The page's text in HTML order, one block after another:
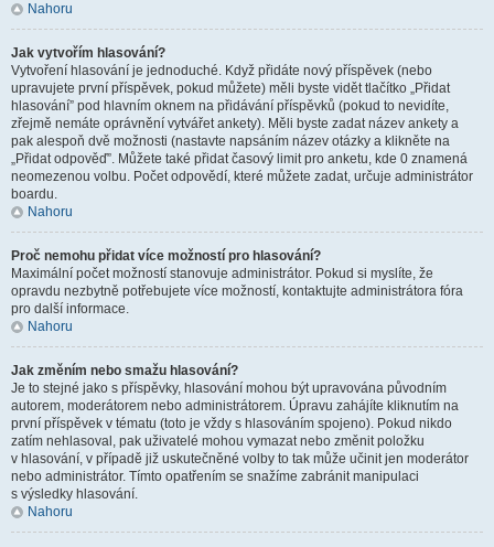
Nahoru
Jak vytvořím hlasování?
Vytvoření hlasování je jednoduché. Když přidáte nový příspěvek (nebo
upravujete první příspěvek, pokud můžete) měli byste vidět tlačítko „Přidat
hlasování” pod hlavním oknem na přidávání příspěvků (pokud to nevidíte,
zřejmě nemáte oprávnění vytvářet ankety). Měli byste zadat název ankety a
pak alespoň dvě možnosti (nastavte napsáním název otázky a klikněte na
„Přidat odpověď”. Můžete také přidat časový limit pro anketu, kde 0 znamená
neomezenou volbu. Počet odpovědí, které můžete zadat, určuje administrátor
boardu.
Nahoru
Proč nemohu přidat více možností pro hlasování?
Maximální počet možností stanovuje administrátor. Pokud si myslíte, že
opravdu nezbytně potřebujete více možností, kontaktujte administrátora fóra
pro další informace.
Nahoru
Jak změním nebo smažu hlasování?
Je to stejné jako s příspěvky, hlasování mohou být upravována původním
autorem, moderátorem nebo administrátorem. Úpravu zahájíte kliknutím na
první příspěvek v tématu (toto je vždy s hlasováním spojeno). Pokud nikdo
zatím nehlasoval, pak uživatelé mohou vymazat nebo změnit položku
v hlasování, v případě již uskutečněné volby to tak může učinit jen moderátor
nebo administrátor. Tímto opatřením se snažíme zabránit manipulaci
s výsledky hlasování.
Nahoru